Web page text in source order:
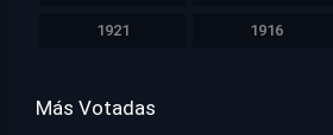
1921 1916
Más Votadas